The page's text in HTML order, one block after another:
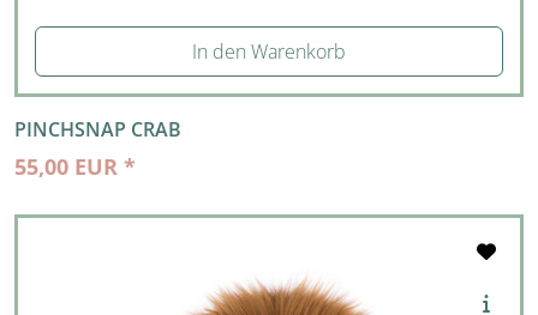
In den Warenkorb
PINCHSNAP CRAB
55,00 EUR *